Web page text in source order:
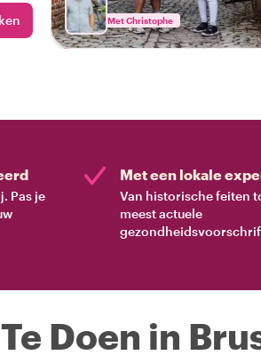
Met Christophe
Pas je
Met een lokale
Van historische feiten
meest actuele
Doen in